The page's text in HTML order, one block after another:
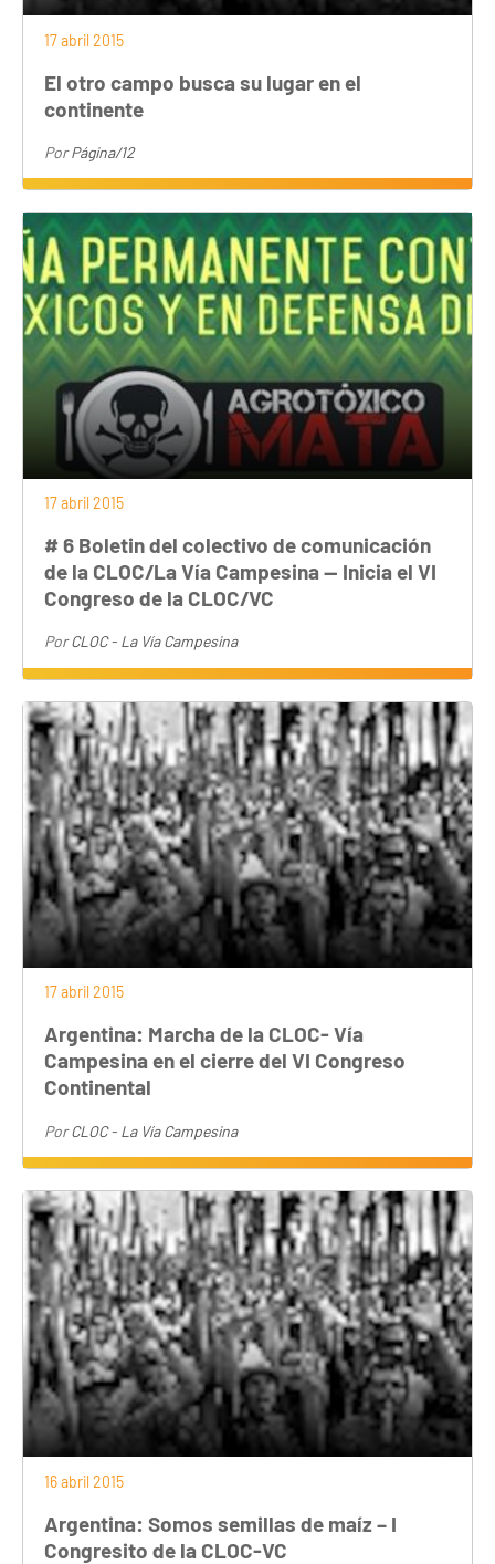
17 abril 2015
El otro campo busca su lugar en el
continente
PorPágina/12
17 abril 2015
# 6 Boletin del colectivo de comunicación
de la CLOC/La Vía Campesina — Inicia el VI
Congreso de la CLOC/VC
PorCLOC - La Vía Campesina
17 abril 2015
Argentina: Marcha de la CLOC- Vía
Campesina en el cierre del VI Congreso
Continental
PorCLOC - La Vía Campesina
16 abril 2015
Argentina: Somos semillas de maíz – I
Congresito de la CLOC-VC